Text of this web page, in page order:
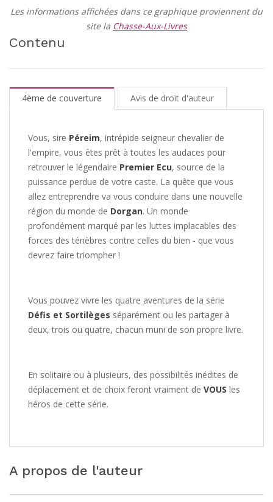
Les informations affichées dans ce graphique proviennent du
site la Chasse-Aux-Livres
Contenu
4ème de couverture Avis de droit d'auteur
Vous, sire Péreim, intrépide seigneur chevalier de
l'empire, vous êtes prêt à toutes les audaces pour
retrouver le légendaire Premier Ecu, source de la
puissance perdue de votre caste. La quête que vous
allez entreprendre va vous conduire dans une nouvelle
région du monde de Dorgan. Un monde
profondément marqué par les luttes implacables des
forces des ténèbres contre celles du bien - que vous
devrez faire triompher !
Vous pouvez vivre les quatre aventures de la série
Défis et Sortilèges séparément ou les partager à
deux, trois ou quatre, chacun muni de son propre livre.
En solitaire ou à plusieurs, des possibilités inédites de
déplacement et de choix feront vraiment de VOUS les
héros de cette série.
A propos de l'auteur